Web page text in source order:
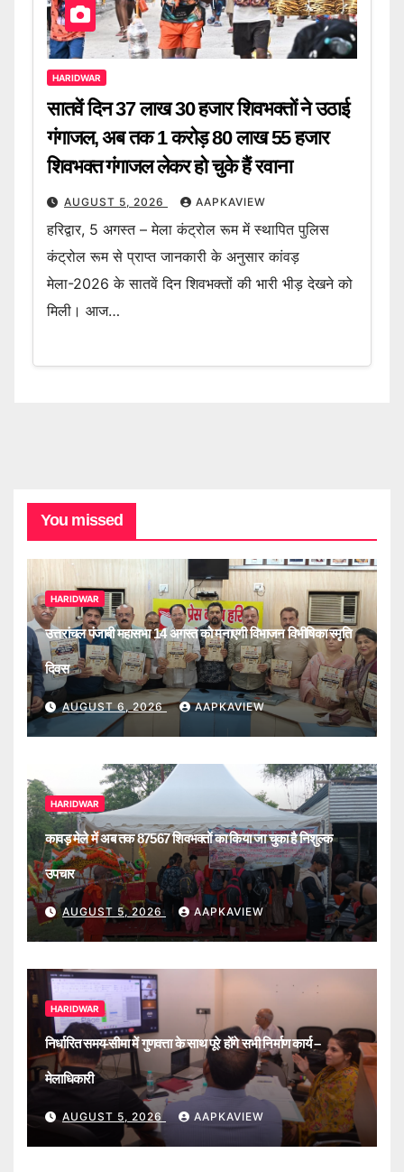
HARIDWAR
सातवें दिन 37 लाख 30 हजार शिवभक्तों ने उठाई
गंगाजल, अब तक 1 करोड़ 80 लाख 55 हजार
शिवभक्त गंगाजल लेकर हो चुके हैं रवाना
AUGUST 5, 2026 AAPKAVIEW
हरिद्वार, 5 अगस्त – मेला कंट्रोल रूम में स्थापित पुलिस
कंट्रोल रूम से प्राप्त जानकारी के अनुसार कांवड़
मेला-2026 के सातवें दिन शिवभक्तों की भारी भीड़ देखने को
मिली। आज…
You missed
HARIDWAR
उत्तरांचल पंजाबी महासभा 14 अगस्त को मनाएगी विभाजन विभीषिका स्मृति
दिवस
AUGUST 6, 2026 AAPKAVIEW
HARIDWAR
कावड़ मेले में अब तक 87567 शिवभक्तों का किया जा चुका है निशुल्क
उपचार
AUGUST 5, 2026 AAPKAVIEW
HARIDWAR
निर्धारित समय-सीमा में गुणवत्ता के साथ पूरे होंगे सभी निर्माण कार्य –
मेलाधिकारी
AUGUST 5, 2026 AAPKAVIEW